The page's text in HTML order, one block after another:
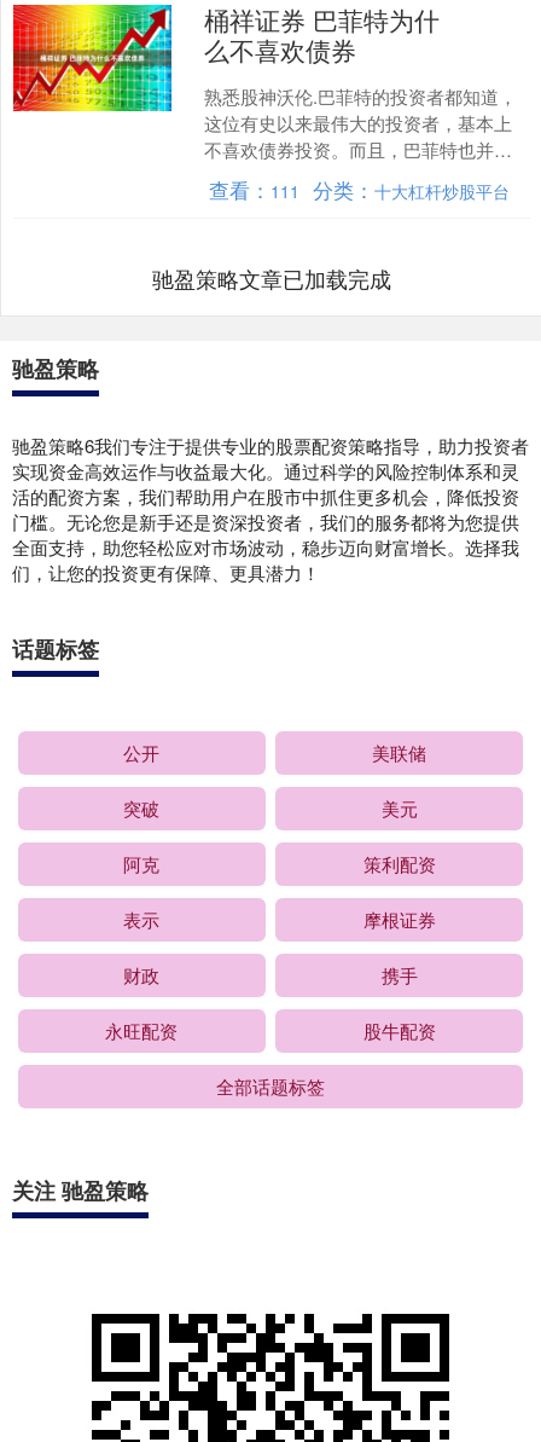
桶祥证券 巴菲特为什
么不喜欢债券
熟悉股神沃伦.巴菲特的投资者都知道，
这位有史以来最伟大的投资者，基本上
不喜欢债券投资。而且，巴菲特也并不
掩饰自己对债券这种资产的嫌弃。 在许
多流行的投资理论里，....
查看： 111 分类：十大杠杆炒股平台
驰盈策略文章已加载完成
驰盈策略
驰盈策略6我们专注于提供专业的股票配资策略指导，助力投资者
实现资金高效运作与收益最大化。通过科学的风险控制体系和灵
活的配资方案，我们帮助用户在股市中抓住更多机会，降低投资
门槛。无论您是新手还是资深投资者，我们的服务都将为您提供
全面支持，助您轻松应对市场波动，稳步迈向财富增长。选择我
们，让您的投资更有保障、更具潜力！
话题标签
公开 美联储
突破 美元
阿克 策利配资
表示 摩根证券
财政 携手
永旺配资 股牛配资
全部话题标签
关注 驰盈策略